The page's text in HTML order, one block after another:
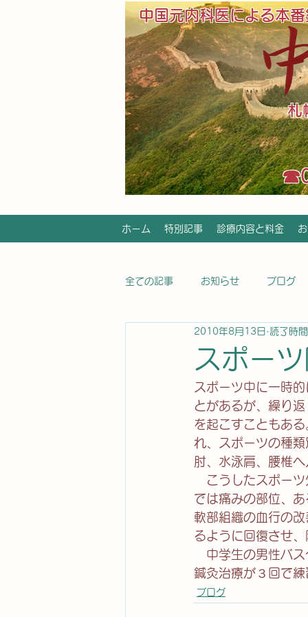
中国元内科医による本
札
ホーム 特別記事 診療内容と料金
全ての記事 お知らせ ブログ
スポー
2010年8月13日 読了時
スポーツ中に一時
とがあるが、繰り
を起こすこともあ
れ、スポーツの種
肘、水泳肩、腰椎
こうしたスポーツ
では痛みの部位、
軟部組織の血行の
るように回復させ
中学生の男性バス
鍼灸治療が３回で
ブログ